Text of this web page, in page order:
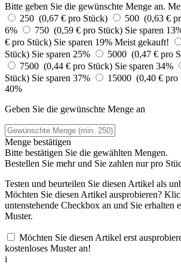
Bitte geben Sie die gewünschte Menge an.
250 (0,67 € pro Stück)
500 (0,63 €
6%
750 (0,59 € pro Stück) Sie sparen
€ pro Stück) Sie sparen 19% Meist gekauft!
Stück) Sie sparen 25% 5000 (0,47 € pro
7500 (0,44 € pro Stück) Sie sparen 34%
Stück) Sie sparen 37% 15000 (0,40 € pro
40%
Geben Sie die gewünschte Menge an
Menge bestätigen
Bitte bestätigen Sie die gewählten Mengen.
Bestellen Sie mehr und Sie zahlen nurpro
Testen und beurteilen Sie diesen Artikel als
Möchten Sie diesen Artikel ausprobieren?
untenstehende Checkbox an und Sie erhalten
Muster.
Möchten Sie diesen Artikel erst
kostenloses Muster an!
i